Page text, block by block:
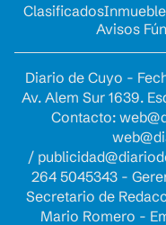
Clasificados
Avisos
Diario de Cuyo -
Av. Alem Sur 1639.
Contacto:
/
264 5045343 -
Secretario de
Mario Romero -